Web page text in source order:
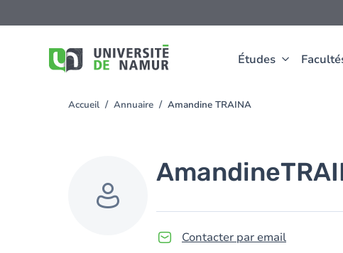
Études
au
You
Accueil Annuaire Amandine TRAINA
Amandine
Contacter par email